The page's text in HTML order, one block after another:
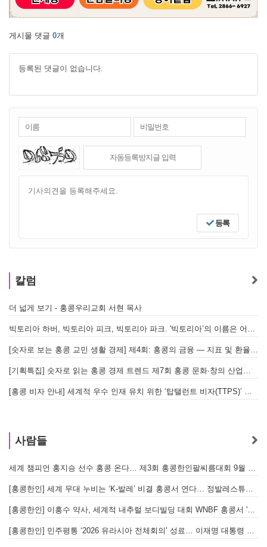
게시물 댓글 0개
등록된 댓글이 없습니다.
등록
칼럼
더 넓게 보기 - 홍콩우리교회 서현 목사
사람들